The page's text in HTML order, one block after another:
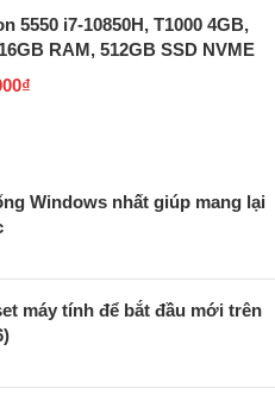
5550 i7-10850H, T1000 4GB,
RAM, 512GB SSD NVME
₫
Windows nhất giúp mang lại
máy tính để bắt đầu mới trên